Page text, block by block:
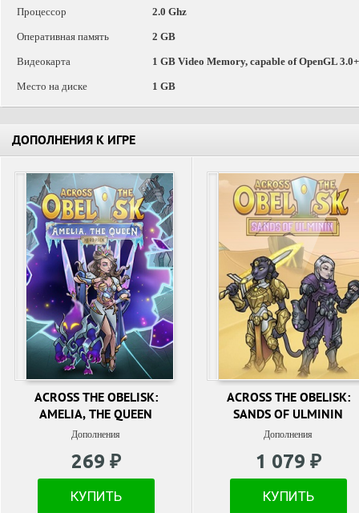
Процессор 2.0 Ghz
Оперативная память 2 GB
Видеокарта 1 GB Video Memory, capable of OpenGL
Место на диске 1 GB
ДОПОЛНЕНИЯ К ИГРЕ
ACROSS THE OBELISK:
AMELIA, THE QUEEN
Дополнения
269 ₽
КУПИТЬ
ACROSS THE OBELISK:
SANDS OF ULMININ
Дополнения
1 079 ₽
КУПИТЬ